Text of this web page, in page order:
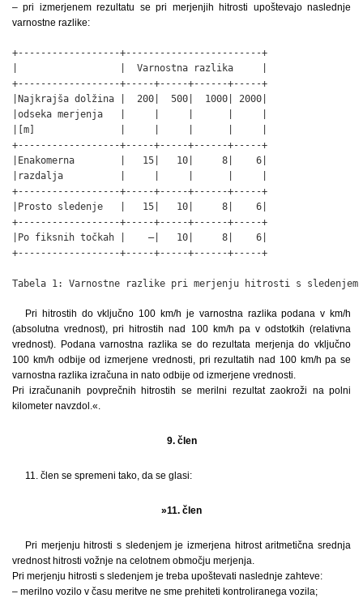
– pri izmerjenem rezultatu se pri merjenjih hitrosti upoštevajo naslednje
varnostne razlike:
+------------------+------------------------+
|                  |  Varnostna razlika     |
+------------------+-----+-----+------+-----+
|Najkrajša dolžina |  200|  500|  1000| 2000|
|odseka merjenja   |     |     |      |     |
|[m]               |     |     |      |     |
+------------------+-----+-----+------+-----+
|Enakomerna        |   15|   10|     8|    6|
|razdalja          |     |     |      |     |
+------------------+-----+-----+------+-----+
|Prosto sledenje   |   15|   10|     8|    6|
+------------------+-----+-----+------+-----+
|Po fiksnih točkah |    –|   10|     8|    6|
+------------------+-----+-----+------+-----+
Tabela 1: Varnostne razlike pri merjenju hitrosti s sledenjem
Pri hitrostih do vključno 100 km/h je varnostna razlika podana v km/h
(absolutna vrednost), pri hitrostih nad 100 km/h pa v odstotkih (relativna
vrednost). Podana varnostna razlika se do rezultata merjenja do vključno
100 km/h odbije od izmerjene vrednosti, pri rezultatih nad 100 km/h pa se
varnostna razlika izračuna in nato odbije od izmerjene vrednosti.
Pri izračunanih povprečnih hitrostih se merilni rezultat zaokroži na polni
kilometer navzdol.«.
9. člen
11. člen se spremeni tako, da se glasi:
»11. člen
Pri merjenju hitrosti s sledenjem je izmerjena hitrost aritmetična srednja
vrednost hitrosti vožnje na celotnem območju merjenja.
Pri merjenju hitrosti s sledenjem je treba upoštevati naslednje zahteve:
– merilno vozilo v času meritve ne sme prehiteti kontroliranega vozila;